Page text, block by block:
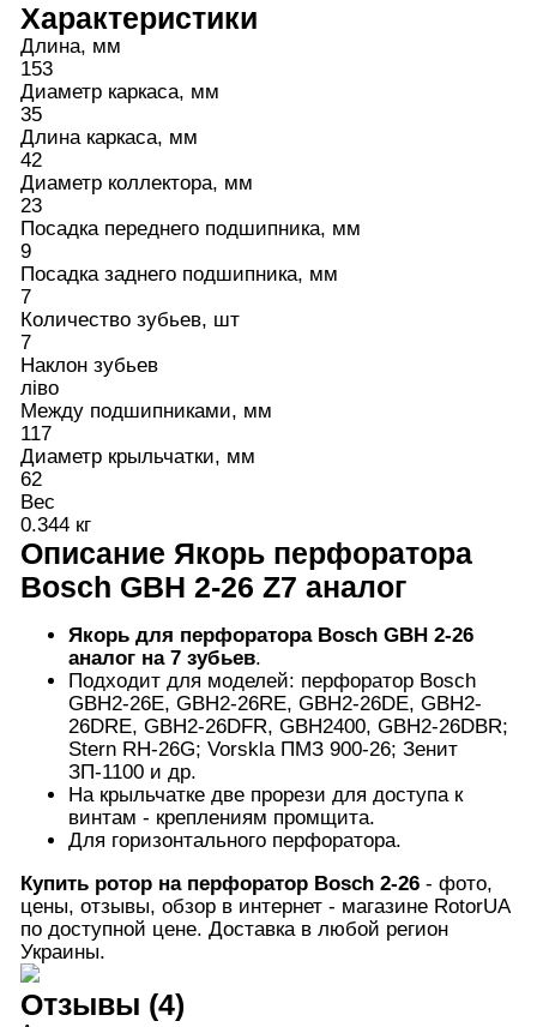
Характеристики
Длина, мм
153
Диаметр каркаса, мм
35
Длина каркаса, мм
42
Диаметр коллектора, мм
23
Посадка переднего подшипника, мм
9
Посадка заднего подшипника, мм
7
Количество зубьев, шт
7
Наклон зубьев
ліво
Между подшипниками, мм
117
Диаметр крыльчатки, мм
62
Вес
0.344 кг
Описание Якорь перфоратора
Bosch GBH 2-26 Z7 аналог
Якорь для перфоратора Bosch GBH 2-26
аналог на 7 зубьев.
Подходит для моделей: перфоратор Bosch
GBH2-26E, GBH2-26RE, GBH2-26DE, GBH2-
26DRE, GBH2-26DFR, GBH2400, GBH2-26DBR;
Stern RH-26G; Vorskla ПМЗ 900-26; Зенит
ЗП-1100 и др.
На крыльчатке две прорези для доступа к
винтам - креплениям промщита.
Для горизонтального перфоратора.
Купить ротор на перфоратор Bosch 2-26 - фото,
цены, отзывы, обзор в интернет - магазине RotorUA
по доступной цене. Доставка в любой регион
Украины.
Отзывы (4)